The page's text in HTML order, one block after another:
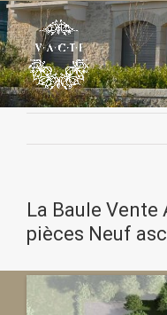
Passer
au
contenu
La Baule Vente
pièces Neuf